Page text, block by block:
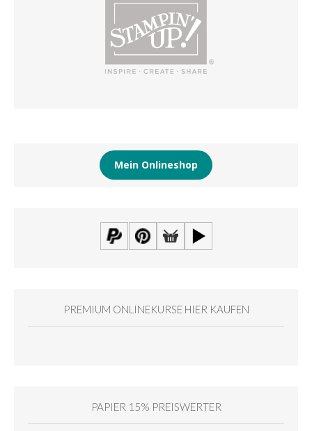
Mein Onlineshop
PREMIUM ONLINEKURSE HIER KAUFEN
PAPIER 15% PREISWERTER